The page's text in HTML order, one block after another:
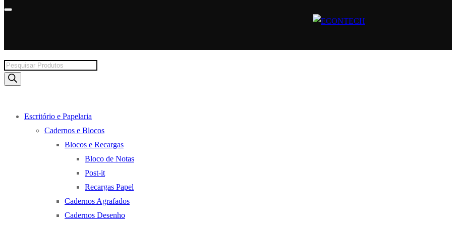
Products
search
Escritório e Papelaria
Cadernos e Blocos
Blocos e Recargas
Bloco de Notas
Post-it
Recargas Papel
Cadernos Agrafados
Cadernos Desenho